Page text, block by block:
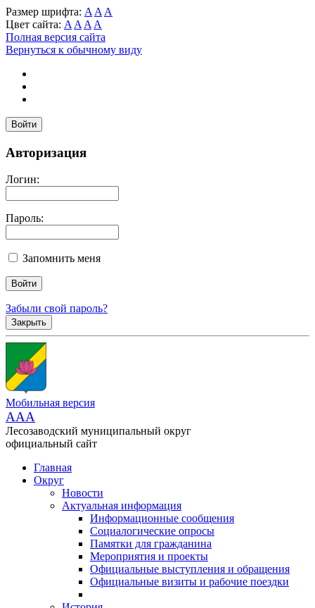
Размер шрифта: A A A
Цвет сайта: A A A A
Полная версия сайта
Вернуться к обычному виду
Войти
Авторизация
Логин:
Пароль:
Запомнить меня
Забыли свой пароль?
Закрыть
Мобильная версия
AAA
Лесозаводский муниципальный округ
официальный сайт
Главная
Округ
Новости
Актуальная информация
Информационные сообщения
Социалогические опросы
Памятки для гражданина
Мероприятия и проекты
Официальные выступления и обращения
Официальные визиты и рабочие поездки